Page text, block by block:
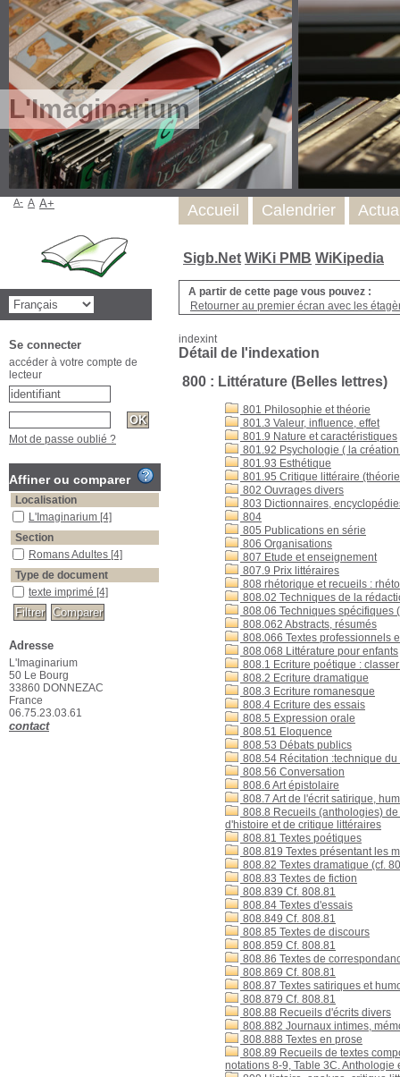
L'Imaginarium
Sigb.Net WiKi PMB WiKipedia
A partir de cette page vous pouvez :
Retourner au premier écran avec les
indexint
Détail de l'indexation
800 : Littérature (Belles lettres)
801 Philosophie et théorie
801.3 Valeur, influence, effet
801.9 Nature et caractéristiques
801.92 Psychologie ( la
801.93 Esthétique
801.95 Critique littéraire
802 Ouvrages divers
803 Dictionnaires,
804
805 Publications en série
806 Organisations
807 Etude et enseignement
807.9 Prix littéraires
808 rhétorique et recueils :
808.02 Techniques de la
808.06 Techniques spécifiques
808.062 Abstracts, résumés
808.066 Textes professionnels
808.068 Littérature pour enfants
808.1 Ecriture poétique :
808.2 Ecriture dramatique
808.3 Ecriture romanesque
808.4 Ecriture des essais
808.5 Expression orale
808.51 Eloquence
808.53 Débats publics
808.54 Récitation :technique du
808.56 Conversation
808.6 Art épistolaire
808.7 Art de l'écrit satirique,
808.8 Recueils (anthologies)
d'histoire et de critique littéraires
808.81 Textes poétiques
808.819 Textes présentant les
808.82 Textes dramatique (cf.
808.83 Textes de fiction
808.839 Cf. 808.81
808.84 Textes d'essais
808.849 Cf. 808.81
808.85 Textes de discours
808.859 Cf. 808.81
808.86 Textes de
808.869 Cf. 808.81
808.87 Textes satiriques et
808.879 Cf. 808.81
808.88 Recueils d'écrits divers
808.882 Journaux intimes,
808.888 Textes en prose
808.89 Recueils de textes
notations 8-9, Table 3C.
Accueil Calendrier
A- A A+
Se connecter
accéder à votre compte de
lecteur
Mot de passe oublié ?
Affiner ou comparer
Localisation
L'Imaginarium [4]
Section
Romans Adultes [4]
Type de document
texte imprimé [4]
Adresse
L'Imaginarium
50 Le Bourg
33860 DONNEZAC
France
06.75.23.03.61
contact